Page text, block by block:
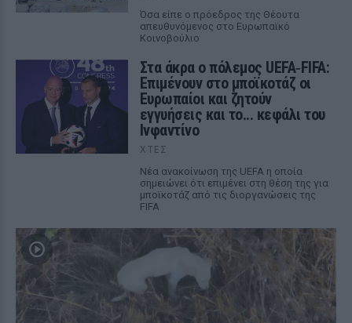
Όσα είπε ο πρόεδρος της Θέουτα
απευθυνόμενος στο Ευρωπαϊκό
Κοινοβούλιο
Στα άκρα ο πόλεμος UEFA‑FIFA:
Επιμένουν στο μποϊκοτάζ οι
Ευρωπαίοι και ζητούν
εγγυήσεις και το... κεφάλι του
Ινφαντίνο
ΧΤΕΣ
Νέα ανακοίνωση της UEFA η οποία
σημειώνει ότι επιμένει στη θέση της για
μποϊκοτάζ από τις διοργανώσεις της
FIFA